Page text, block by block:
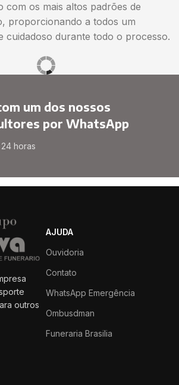
com os mais altos padrões de
proporcionando a todos um
cuidadoso durante todo o processo.
um dos nossos
por WhatsApp
horas
outros
AJUDA
Ouvidoria
Contato
WhatsApp Emergência
Ombusdman
Funeraria Brasilia